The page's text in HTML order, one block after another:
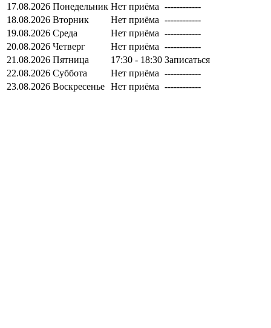
17.08.2026 Понедельник Нет приёма ------------
18.08.2026 Вторник Нет приёма ------------
19.08.2026 Среда Нет приёма ------------
20.08.2026 Четверг Нет приёма ------------
21.08.2026 Пятница 17:30 - 18:30 Записаться
22.08.2026 Суббота Нет приёма ------------
23.08.2026 Воскресенье Нет приёма ------------